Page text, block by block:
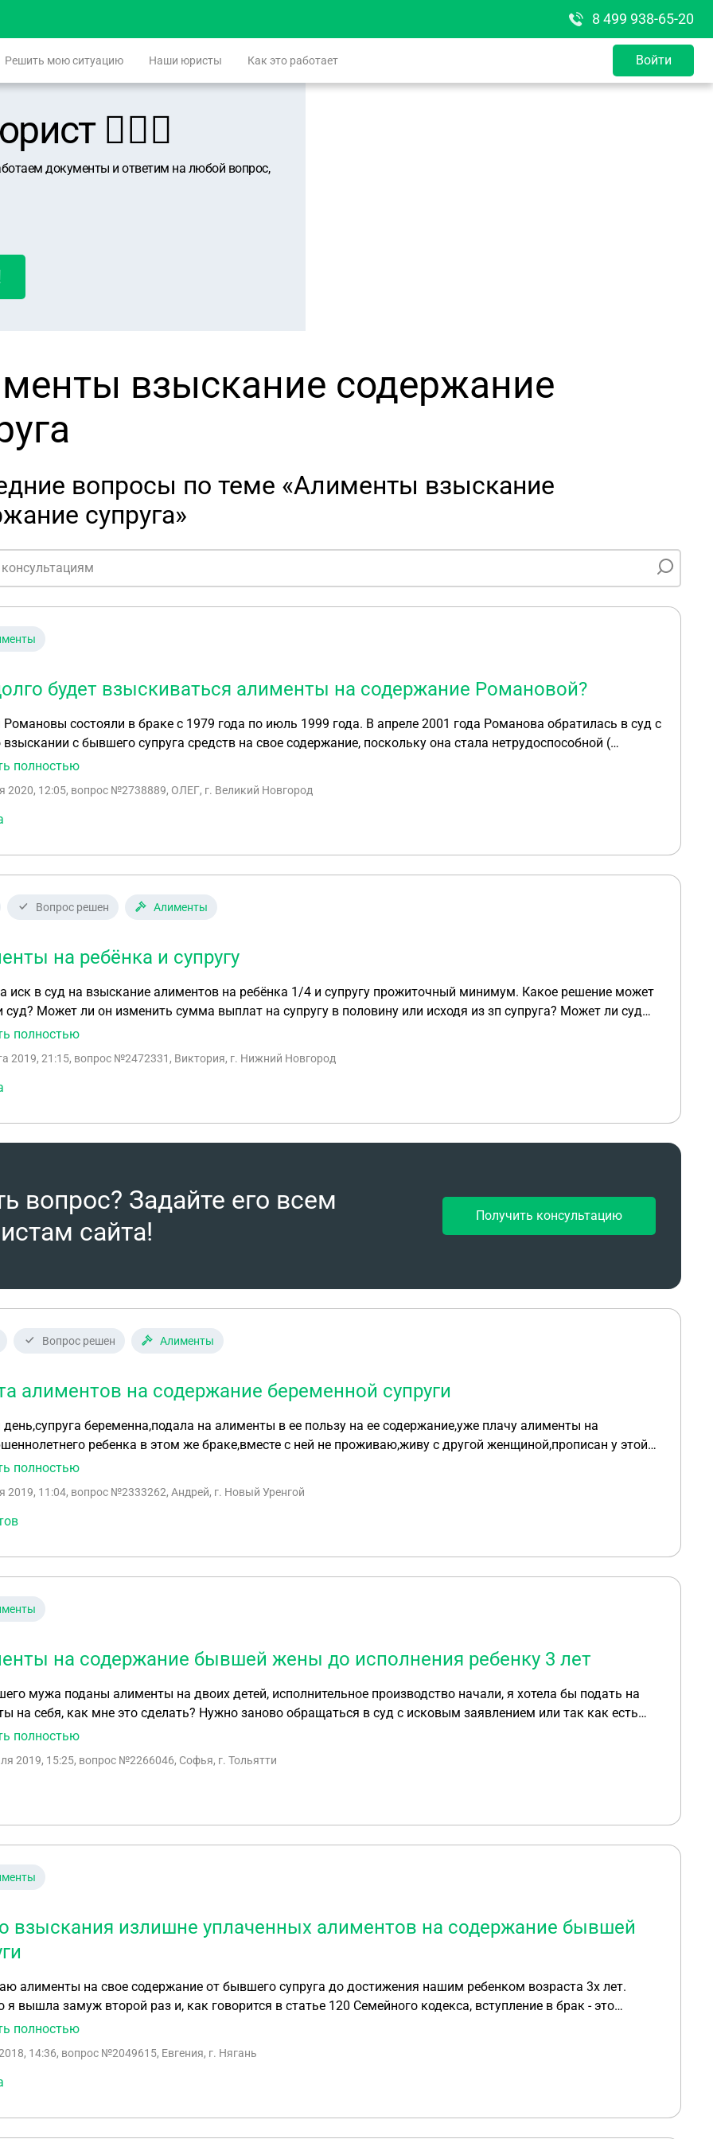
8 499 938-65-20
Решить мою ситуацию Наши юристы Как это работает Войти
👨🏻‍⚖️
документы и ответим на любой вопрос,
взыскание содержание
вопросы по теме «Алименты взыскание
супруга»
будет взыскиваться алименты на содержание Романовой?
Романовы состояли в браке с 1979 года по июль 1999 года. В апреле 2001 года Романова обратилась в суд с
с бывшего супруга средств на свое содержание, поскольку она стала нетрудоспособной (
2-й группы ), а пенсии по инвалидности ей не хватает. В заявлении истицы указала, что у ответчика
установлена в июне 1999 года. Как долго будет взыскиваться алименты на содержание Романовой?
полностью
2020, 12:05, вопрос №2738889, ОЛЕГ, г. Великий Новгород
Вопрос решен Алименты
на ребёнка и супругу
в суд на взыскание алиментов на ребёнка 1/4 и супругу прожиточный минимум. Какое решение может
или исходя из зп супруга? Может ли суд
взыскании алиментов на содержание супруги? Ребёнку 1,5 месяца, мать находятся в отпуске по
полностью
2019, 21:15, вопрос №2472331, Виктория, г. Нижний Новгород
вопрос? Задайте его всем
сайта!
Получить консультацию
Вопрос решен Алименты
алиментов на содержание беременной супруги
беременна,подала на алименты в ее пользу на ее содержание,уже плачу алименты на
ребенка в этом же браке,вместе с ней не проживаю,живу с другой женщиной,прописан у этой
с ребенком видится не дает на моей территории,брал потребительский кредит на покупку
выплаты
полностью
2019, 11:04, вопрос №2333262, Андрей, г. Новый Уренгой
на содержание бывшей жены до исполнения ребенку 3 лет
мужа поданы алименты на двоих детей, исполнительное производство начали, я хотела бы подать на
на себя, как мне это сделать? Нужно заново обращаться в суд с исковым заявлением или так как есть
лист просто добавить поправку? и если идти в суд то в какой районный или мировой? И как
полностью
2019, 15:25, вопрос №2266046, Софья, г. Тольятти
взыскания излишне уплаченных алиментов на содержание бывшей
алименты на свое содержание от бывшего супруга до достижения нашим ребенком возраста 3х лет.
я вышла замуж второй раз и, как говорится в статье 120 Семейного кодекса, вступление в брак - это
для прекращения взыскания алиментов с бывшего супруга на мое содержание. Если я на некоторое
суммы алиментов, начиная с даты моего бракосочетания и до 3х лет ребенку?
полностью
14:36, вопрос №2049615, Евгения, г. Нягань